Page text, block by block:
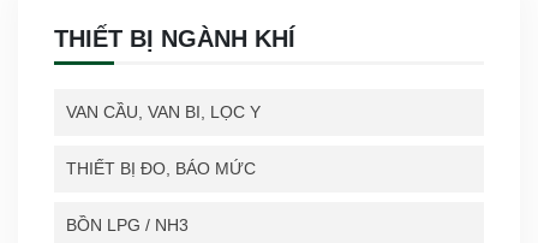
THIẾT BỊ NGÀNH KHÍ
VAN CẦU, VAN BI, LỌC Y
THIẾT BỊ ĐO, BÁO MỨC
BỒN LPG / NH3